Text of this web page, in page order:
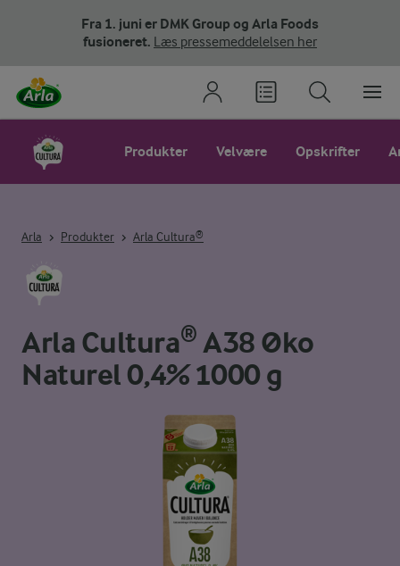
Fra 1. juni er DMK Group og Arla Foods
fusioneret. Læs pressemeddelelsen her
Produkter Velvære Opskrifter
Arla Produkter Arla Cultura®
Arla Cultura® A38 Øko
Naturel 0,4% 1000 g